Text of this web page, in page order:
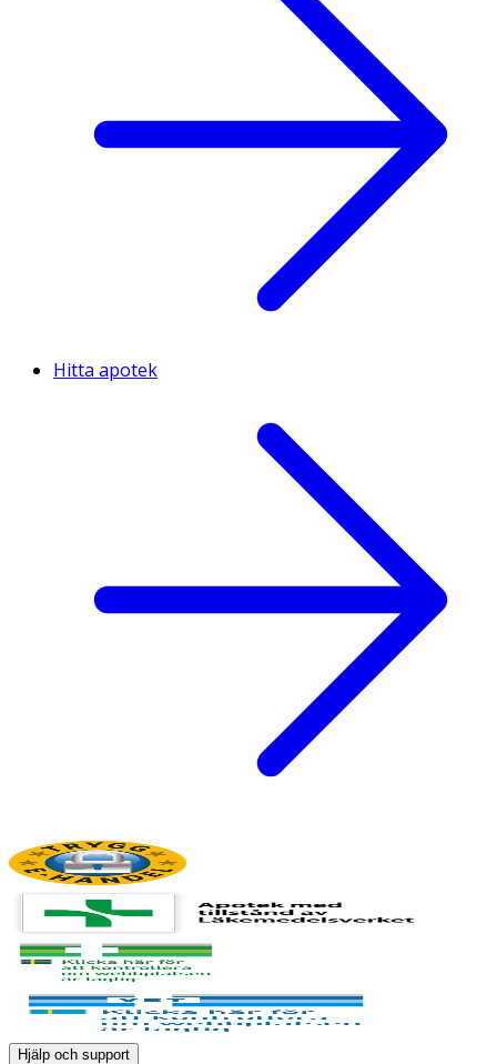
Hitta apotek
Hjälp och support